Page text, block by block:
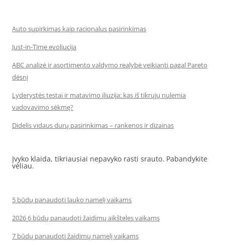
Auto supirkimas kaip racionalus pasirinkimas
Just-in-Time evoliucija
ABC analizė ir asortimento valdymo realybė veikianti pagal Pareto
dėsnį
Lyderystės testai ir matavimo iliuzija: kas iš tikrųjų nulemia
vadovavimo sėkmę?
Didelis vidaus durų pasirinkimas – rankenos ir dizainas
Įvyko klaida, tikriausiai nepavyko rasti srauto. Pabandykite
vėliau.
5 būdų panaudoti lauko namelį vaikams
2026 6 būdų panaudoti žaidimų aikšteles vaikams
7 būdų panaudoti žaidimų namelį vaikams